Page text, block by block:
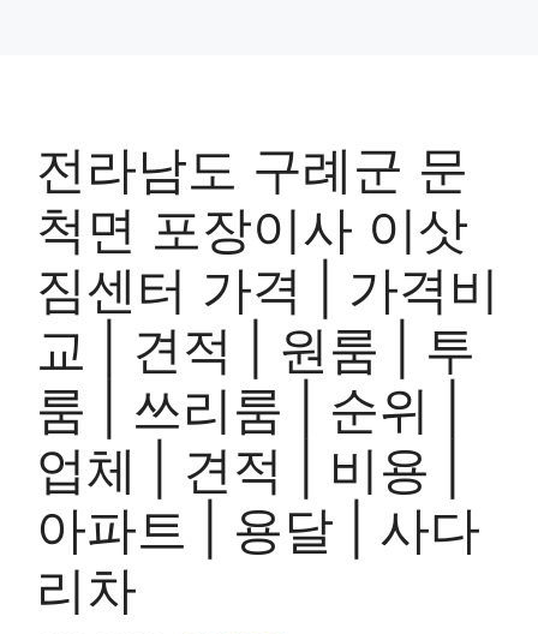
전라남도 구례군 문
척면 포장이사 이삿
짐센터 가격 | 가격비
교 | 견적 | 원룸 | 투
룸 | 쓰리룸 | 순위 |
업체 | 견적 | 비용 |
아파트 | 용달 | 사다
리차